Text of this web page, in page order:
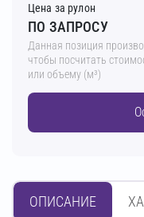
Цена за рулон
ПО ЗАПРОСУ
Данная позиция
чтобы посчитать
или объему (м³)
ОПИСАНИЕ